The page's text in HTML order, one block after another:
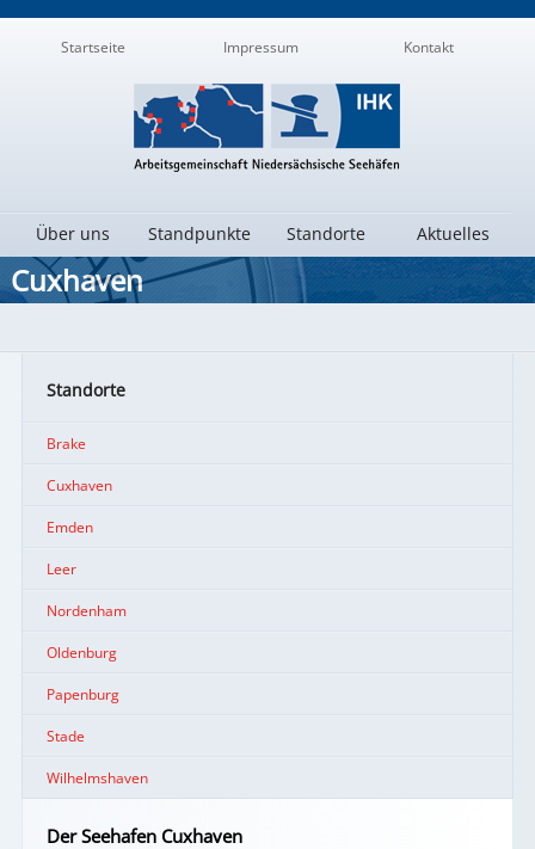
NebenseitenStartseite Impressum Kontakt
Navigation
Hauptseiten
Über uns Standpunkte Standorte Aktuelles
Cuxhaven
Standorte
Brake
Cuxhaven
Emden
Leer
Nordenham
Oldenburg
Papenburg
Stade
Wilhelmshaven
Der Seehafen Cuxhaven